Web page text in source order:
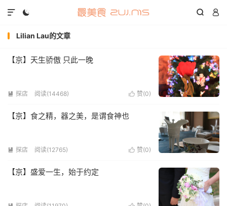
  

Lilian Lau的文章
【京】天生骄傲 只此一晚
 赞(0)
 探店 阅读(14468)
【京】食之精，器之美，是谓食神也
 赞(0)
 探店 阅读(12765)
【京】盛爱一生，始于约定